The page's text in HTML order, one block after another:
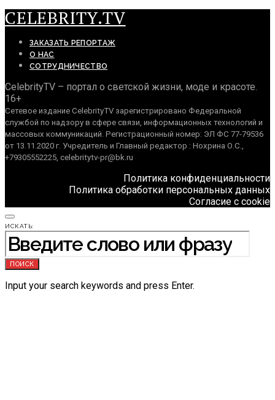
CELEBRITY.TV
ЗАКАЗАТЬ РЕПОРТАЖ
О НАС
СОТРУДНИЧЕСТВО
CelebrityTV – портал о светской жизни, моде и красоте.
16+
Сетевое издание CelebrityTV зарегистрировано Федеральной
службой по надзору в сфере связи, информационных технологий и
массовых коммуникаций. Регистрационный номер: ЭЛ ФС 77-79536
от 13.11.2020 г. Учредитель и Главный редактор : Нохрина О.С.,
+79305552225, celebritytv-pr@bk.ru
Политика конфиденциальности
Политика обработки персональных данных
Согласие с cookie
ИСКАТЬ:
ПОИСК
Input your search keywords and press Enter.